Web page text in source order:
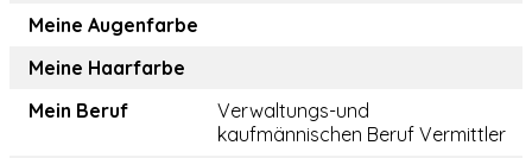
Meine Augenfarbe
Meine Haarfarbe
Mein Beruf
Verwaltungs-und
kaufmännischen Beruf Vermittler